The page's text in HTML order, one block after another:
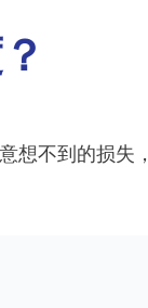
想不到的损失